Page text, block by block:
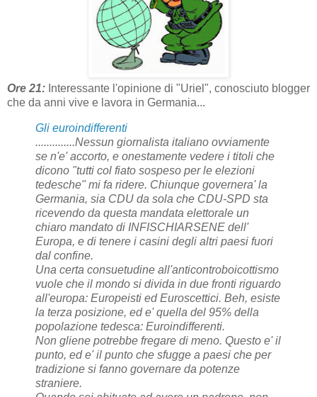
Ore 21: Interessante l'opinione di "Uriel", conosciuto blogger
che da anni vive e lavora in Germania...
Gli euroindifferenti
..............Nessun giornalista italiano ovviamente
se n'e' accorto, e onestamente vedere i titoli che
dicono "tutti col fiato sospeso per le elezioni
tedesche" mi fa ridere. Chiunque governera' la
Germania, sia CDU da sola che CDU-SPD sta
ricevendo da questa mandata elettorale un
chiaro mandato di INFISCHIARSENE dell'
Europa, e di tenere i casini degli altri paesi fuori
dal confine.
Una certa consuetudine all'anticontroboicottismo
vuole che il mondo si divida in due fronti riguardo
all'europa: Europeisti ed Euroscettici. Beh, esiste
la terza posizione, ed e' quella del 95% della
popolazione tedesca: Euroindifferenti.
Non gliene potrebbe fregare di meno. Questo e' il
punto, ed e' il punto che sfugge a paesi che per
tradizione si fanno governare da potenze
straniere.